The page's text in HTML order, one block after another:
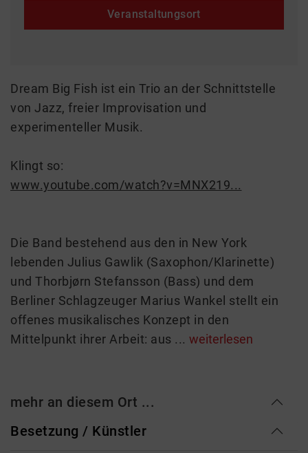
Veranstaltungsort
Dream Big Fish ist ein Trio an der Schnittstelle
von Jazz, freier Improvisation und
experimenteller Musik.
Klingt so:
www.youtube.com/watch?v=MNX219...
Die Band bestehend aus den in New York
lebenden Julius Gawlik (Saxophon/Klarinette)
und Thorbjørn Stefansson (Bass) und dem
Berliner Schlagzeuger Marius Wankel stellt ein
offenes musikalisches Konzept in den
Mittelpunkt ihrer Arbeit: aus ... weiterlesen
mehr an diesem Ort ...
Besetzung / Künstler